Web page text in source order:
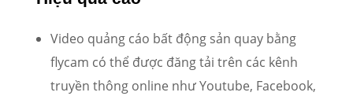
Video quảng cáo bất động sản quay bằng
flycam có thể được đăng tải trên các kênh
truyền thông online như Youtube, Facebook,